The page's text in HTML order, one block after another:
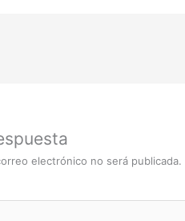
electrónico no será publicada.